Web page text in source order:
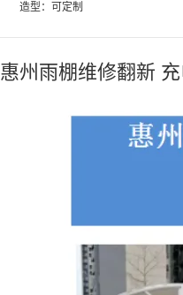
造型：可定制
惠州雨棚维修翻新